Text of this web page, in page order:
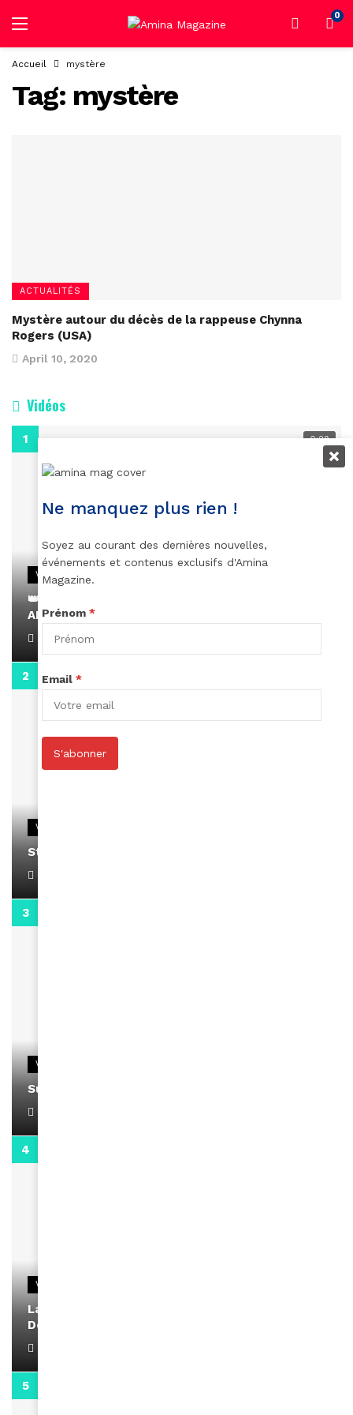
0
Accueil mystère
Tag: mystère
ACTUALITÉS
Mystère autour du décès de la rappeuse Chynna
Rogers (USA)
April 10, 2020
Vidéos
0:29
VIDEOS
👑 Remerciements à Ayden pour son message sur
AMINA, le Magazine de la Femme
April 1, 2022
VIDEOS
Stacy passe un message
VIDEOS
Support Black Business Wee-kend
VIDEOS
La rubrique santé speciale coronavirus du
Docteur Makanda
Ne manquez plus rien !
Soyez au courant des dernières nouvelles,
événements et contenus exclusifs d'Amina
Magazine.
Prénom *
Email *
S'abonner